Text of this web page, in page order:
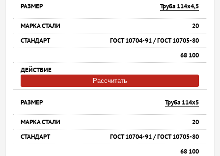
Труба 114х4,5
20
ГОСТ 10704-91 / ГОСТ 10705-80
68 100
Рассчитать
Труба 114х5
20
ГОСТ 10704-91 / ГОСТ 10705-80
68 100